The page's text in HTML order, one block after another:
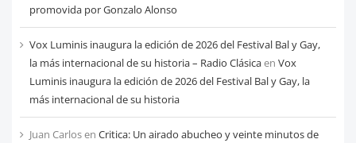
promovida por Gonzalo Alonso
Vox Luminis inaugura la edición de 2026 del Festival Bal y Gay,
la más internacional de su historia – Radio Clásicaen Vox
Luminis inaugura la edición de 2026 del Festival Bal y Gay, la
más internacional de su historia
Juan Carlosen Critica: Un airado abucheo y veinte minutos de